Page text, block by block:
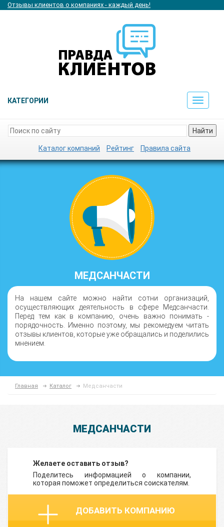
Отзывы клиентов о компаниях - каждый день!
КАТЕГОРИИ
Toggle
Найти
Каталог компаний Рейтинг Правила сайта
МЕДСАНЧАСТИ
На нашем сайте можно найти сотни организаций,
осуществляющих деятельность в сфере Медсанчасти.
Перед тем как в компанию, очень важно понимать -
порядочность. Именно поэтому, мы рекомедуем читать
отзывы клиентов, которые уже обращались и поделились
мнением.
Главная Каталог Медсанчасти
МЕДСАНЧАСТИ
Желаете оставить отзыв?
Поделитесь информацией о компании,
которая поможет определиться соискателям.
ДОБАВИТЬ КОМПАНИЮ